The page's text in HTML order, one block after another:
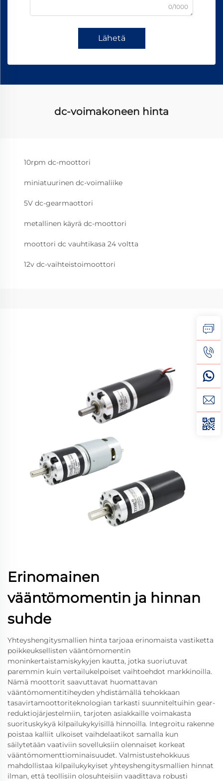
0/1000
Lähetä
dc-voimakoneen hinta
10rpm dc-moottori
miniatuurinen dc-voimaliike
5V dc-gearmaottori
metallinen käyrä dc-moottori
moottori dc vauhtikasa 24 voltta
12v dc-vaihteistoimoottori
Erinomainen
vääntömomentin ja hinnan
suhde
Yhteyshengitysmallien hinta tarjoaa erinomaista vastiketta
poikkeuksellisten vääntömomentin
moninkertaistamiskykyjen kautta, jotka suoriutuvat
paremmin kuin vertailukelpoiset vaihtoehdot markkinoilla.
Nämä moottorit saavuttavat huomattavan
vääntömomentitiheyden yhdistämällä tehokkaan
tasavirtamoottoriteknologian tarkasti suunniteltuihin gear-
reduktiojärjestelmiin, tarjoten asiakkaille voimakasta
suorituskykyä kilpailukykyisillä hinnoilla. Integroitu rakenne
poistaa kalliit ulkoiset vaihdelaatikot samalla kun
säilytetään vaativiin sovelluksiin olennaiset korkeat
vääntömomenttiominaisuudet. Valmistustehokkuus
mahdollistaa kilpailukykyiset yhteyshengitysmallien hinnat
ilman, että teollisiin olosuhteisiin vaadittava robusti